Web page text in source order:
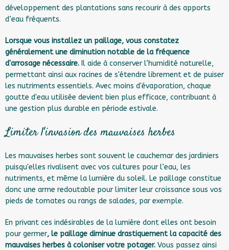
développement des plantations sans recourir à des apports
d’eau fréquents.
Lorsque vous installez un paillage, vous constatez
généralement une diminution notable de la fréquence
d'arrosage nécessaire. Il aide à conserver l’humidité naturelle,
permettant ainsi aux racines de s'étendre librement et de puiser
les nutriments essentiels. Avec moins d'évaporation, chaque
goutte d'eau utilisée devient bien plus efficace, contribuant à
une gestion plus durable en période estivale.
Limiter l'invasion des mauvaises herbes
Les mauvaises herbes sont souvent le cauchemar des jardiniers
puisqu'elles rivalisent avec vos cultures pour l’eau, les
nutriments, et même la lumière du soleil. Le paillage constitue
donc une arme redoutable pour limiter leur croissance sous vos
pieds de tomates ou rangs de salades, par exemple.
En privant ces indésirables de la lumière dont elles ont besoin
pour germer, le paillage diminue drastiquement la capacité des
mauvaises herbes à coloniser votre potager. Vous passez ainsi